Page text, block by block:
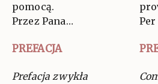
pomocą.
Przez Pana…
PREFACJA
Prefacja zwykła